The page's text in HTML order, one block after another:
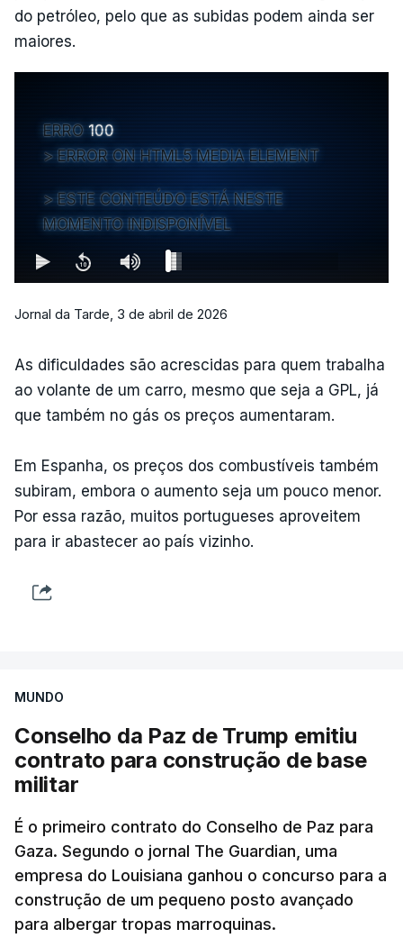
do petróleo, pelo que as subidas podem ainda ser
maiores.
ERRO 100
ERROR ON HTML5 MEDIA ELEMENT
ESTE CONTEÚDO ESTÁ NESTE
MOMENTO INDISPONÍVEL
Jornal da Tarde, 3 de abril de 2026
As dificuldades são acrescidas para quem trabalha
ao volante de um carro, mesmo que seja a GPL, já
que também no gás os preços aumentaram.
Em Espanha, os preços dos combustíveis também
subiram, embora o aumento seja um pouco menor.
Por essa razão, muitos portugueses aproveitem
para ir abastecer ao país vizinho.
MUNDO
Conselho da Paz de Trump emitiu
contrato para construção de base
militar
É o primeiro contrato do Conselho de Paz para
Gaza. Segundo o jornal The Guardian, uma
empresa do Louisiana ganhou o concurso para a
construção de um pequeno posto avançado
para albergar tropas marroquinas.